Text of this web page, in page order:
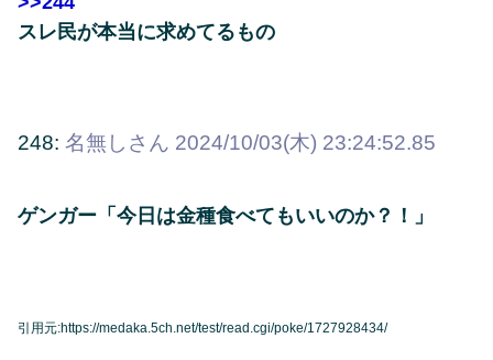
スレ民が本当に求めてるもの
248: 名無しさん 2024/10/03(木) 23:24:52.85
ゲンガー「今日は金種食べてもいいのか？！」
引用元:https://medaka.5ch.net/test/read.cgi/poke/1727928434/